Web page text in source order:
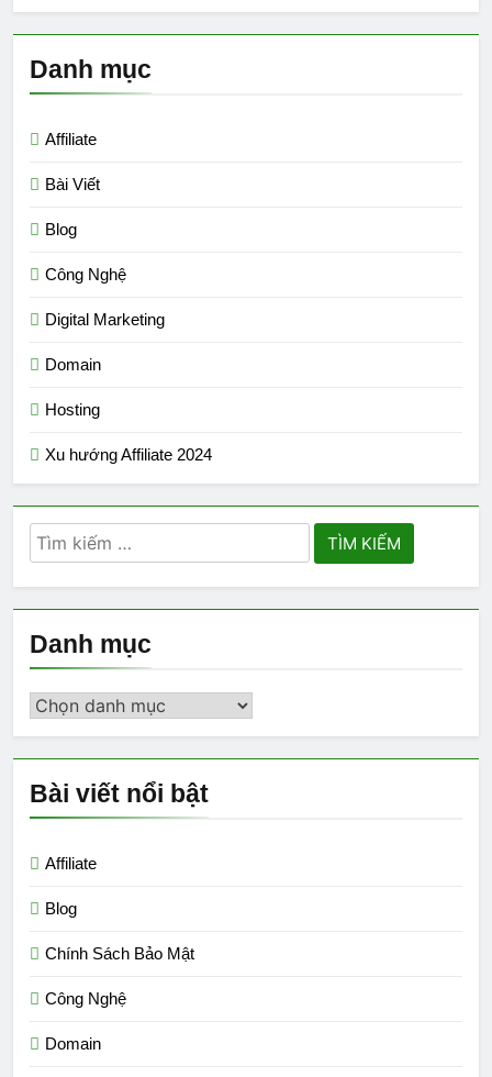
Danh mục
Affiliate
Bài Viết
Blog
Công Nghệ
Digital Marketing
Domain
Hosting
Xu hướng Affiliate 2024
Tìm
kiếm
Danh mục
Danh
Bài viết nổi bật
Affiliate
Blog
Chính Sách Bảo Mật
Công Nghệ
Domain